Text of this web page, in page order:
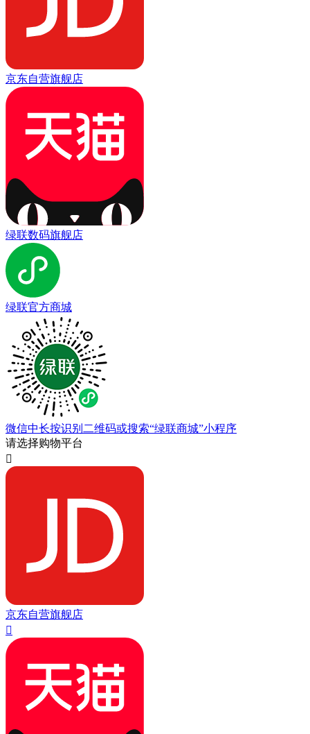
京东自营旗舰店
绿联数码旗舰店
绿联官方商城
微信中长按识别二维码或搜索“绿联商城”小程序
请选择购物平台

京东自营旗舰店
